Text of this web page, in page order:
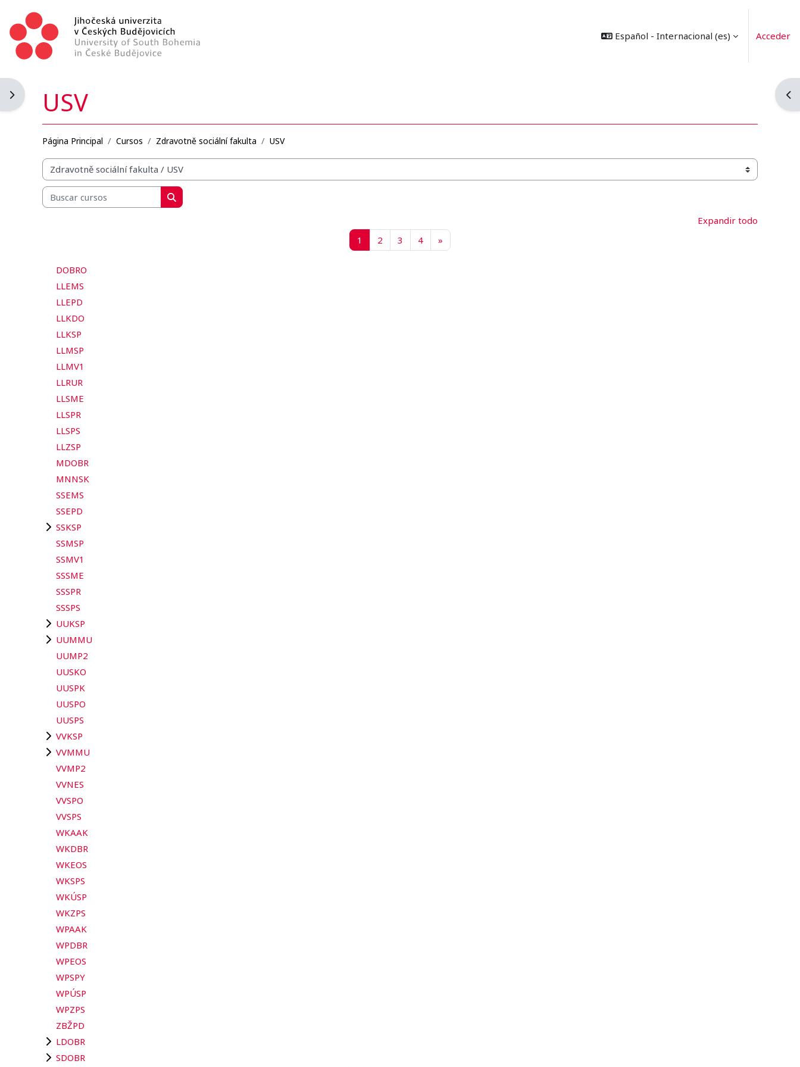
Español - Internacional ‎(es)‎ Acceder
Abrir cajón de bloques
USV
Página Principal Cursos Zdravotně sociální fakulta USV
Categorías
Buscar cursos
Buscar cursos
Expandir todo
1 Página 1
2 Página 2
3 Página 3
4Página 4
»
DOBRO
LLEMS
LLEPD
LLKDO
LLKSP
LLMSP
LLMV1
LLRUR
LLSME
LLSPR
LLSPS
LLZSP
MDOBR
MNNSK
SSEMS
SSEPD
SSKSP
SSMSP
SSMV1
SSSME
SSSPR
SSSPS
UUKSP
UUMMU
UUMP2
UUSKO
UUSPK
UUSPO
UUSPS
VVKSP
VVMMU
VVMP2
VVNES
VVSPO
VVSPS
WKAAK
WKDBR
WKEOS
WKSPS
WKÚSP
WKZPS
WPAAK
WPDBR
WPEOS
WPSPY
WPÚSP
WPZPS
ZBŽPD
LDOBR
SDOBR